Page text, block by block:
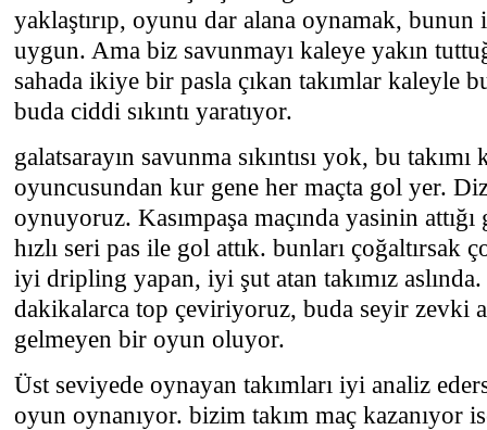
yaklaştırıp, oyunu dar alana oynamak,
uygun. Ama biz savunmayı kaleye yakın
sahada ikiye bir pasla çıkan takımlar kaleyle
buda ciddi sıkıntı yaratıyor.
galatsarayın savunma sıkıntısı yok, bu
oyuncusundan kur gene her maçta gol yer.
oynuyoruz. Kasımpaşa maçında yasinin attığı
hızlı seri pas ile gol attık. bunları çoğaltırsak
iyi dripling yapan, iyi şut atan takımız
dakikalarca top çeviriyoruz, buda seyir zevki
gelmeyen bir oyun oluyor.
Üst seviyede oynayan takımları iyi analiz
oyun oynanıyor. bizim takım maç kazanıyor